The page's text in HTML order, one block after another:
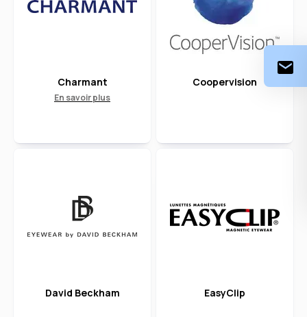
Charmant
En savoir plus
Coopervision
David Beckham EasyClip